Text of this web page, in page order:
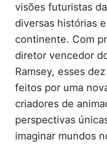
visões futuristas
diversas histórias
continente. Com
diretor vencedor
Ramsey, esses
feitos por uma
criadores de
perspectivas
imaginar mundos